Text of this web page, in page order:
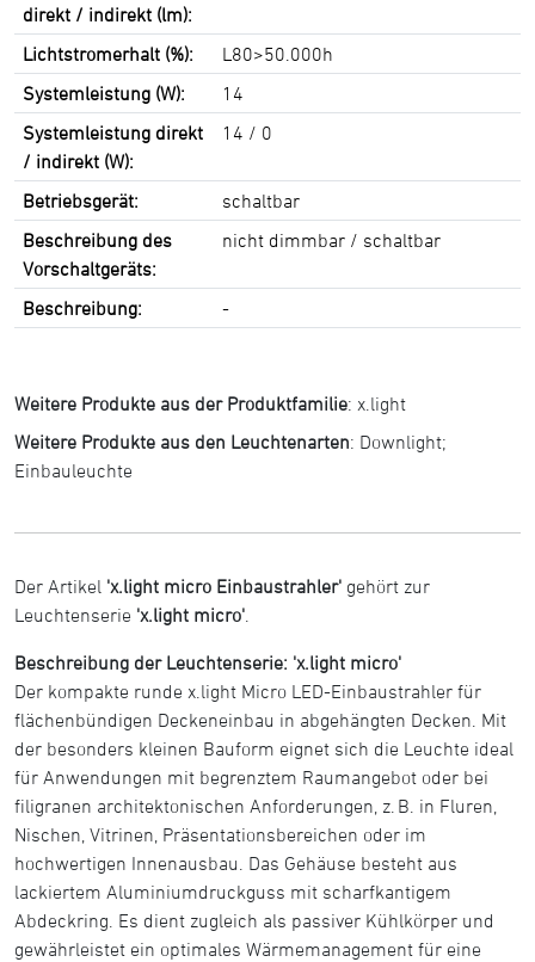
direkt / indirekt (lm):
Lichtstromerhalt (%):
L80>50.000h
Systemleistung (W):
14
Systemleistung direkt
/ indirekt (W):
14 / 0
Betriebsgerät:
schaltbar
Beschreibung des
Vorschaltgeräts:
nicht dimmbar / schaltbar
Beschreibung: -
Weitere Produkte aus der Produktfamilie: x.light
Weitere Produkte aus den Leuchtenarten: Downlight;
Einbauleuchte
Der Artikel 'x.light micro Einbaustrahler' gehört zur
Leuchtenserie 'x.light micro'
Beschreibung der Leuchtenserie: 'x.light micro'
Der kompakte runde x.light Micro LED-Einbaustrahler für
flächenbündigen Deckeneinbau in abgehängten Decken. Mit
der besonders kleinen Bauform eignet sich die Leuchte ideal
für Anwendungen mit begrenztem Raumangebot oder bei
filigranen architektonischen Anforderungen, z. B. in Fluren,
Nischen, Vitrinen, Präsentationsbereichen oder im
hochwertigen Innenausbau. Das Gehäuse besteht aus
lackiertem Aluminiumdruckguss mit scharfkantigem
Abdeckring. Es dient zugleich als passiver Kühlkörper und
gewährleistet ein optimales Wärmemanagement für eine